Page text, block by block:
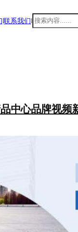
|联系我们| 搜
中心品牌视频